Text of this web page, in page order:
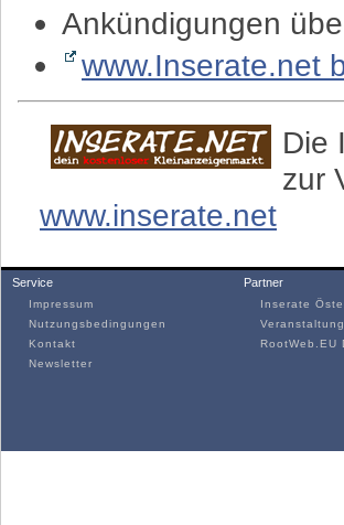
Ankündigungen
www.Inserate.net
Die
zur
www.inserate.net
Service
Impressum
Nutzungsbedingungen
Kontakt
Newsletter
Partner
Inserate
RootWeb.EU